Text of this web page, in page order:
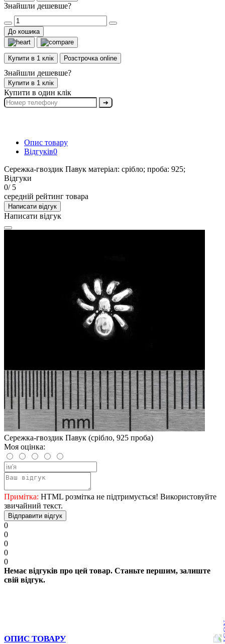
Знайшли дешевше?
До кошика
Купити в 1 клік Розстрочка online
Знайшли дешевше?
Купити в 1 клік
Купити в один клік
➔
Опис товару
Відгуків0
Сережка-гвоздик Павук матеріал: срібло; проба: 925;
Відгуки
0/ 5
середній рейтинг товара
Написати відгук
Написати відгук
Сережка-гвоздик Павук (срібло, 925 проба)
Моя оцінка:
Примітка: HTML розмітка не підтримується! Використовуйте
звичайний текст.
Відправити відгук
0
0
0
0
0
Немає відгуків про цей товар. Станьте першим, залиште
свій відгук.
ОПИС ТОВАРУ